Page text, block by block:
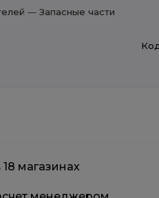
― Запасные части
магазинах